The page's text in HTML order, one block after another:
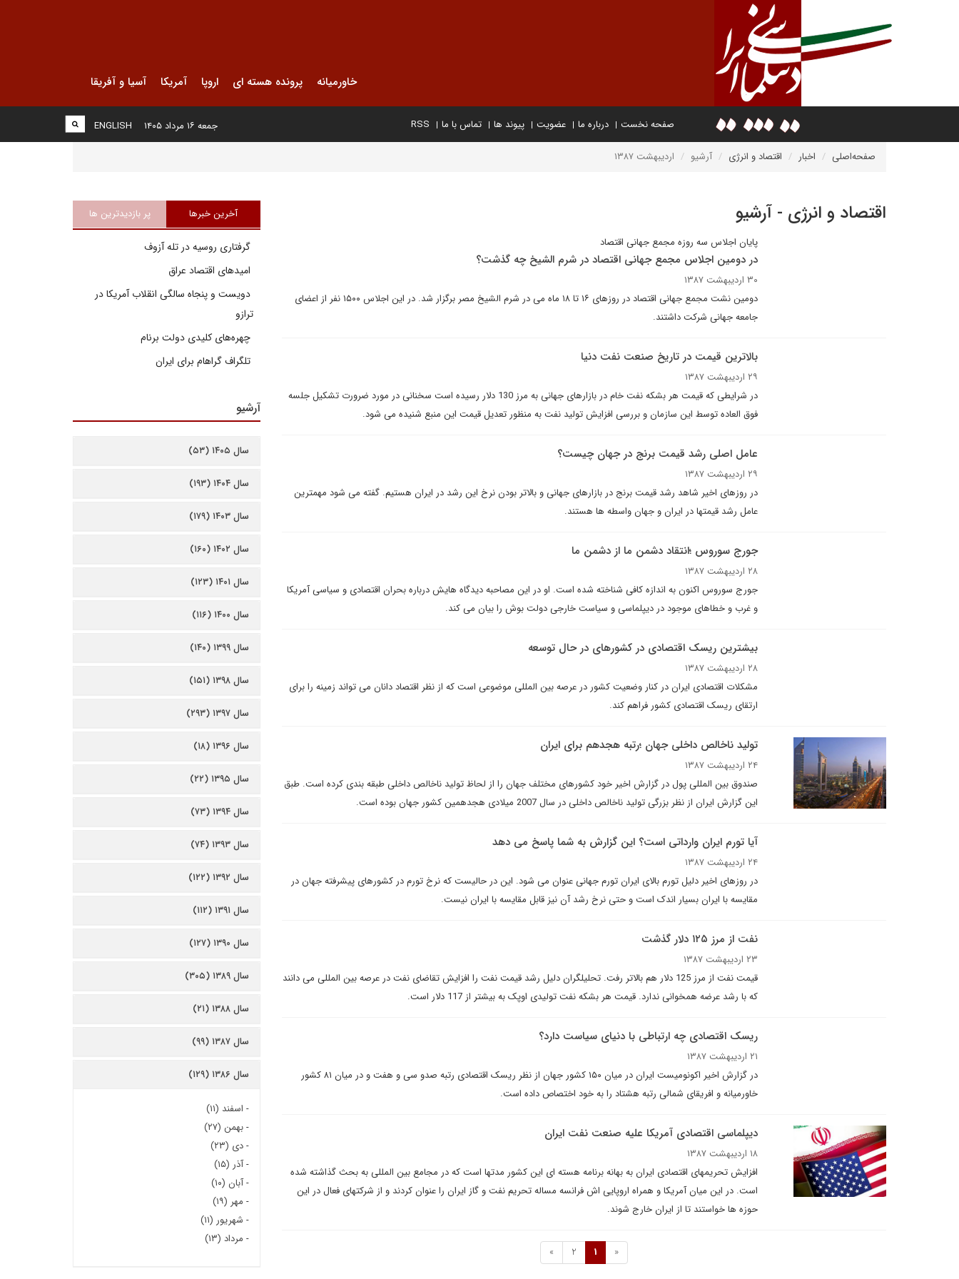
خاورمیانه پرونده هسته ای اروپا آمریکا آسیا و آفریقا
صفحه نخست درباره ما عضویت پیوند ها تماس با ما RSS
ENGLISH جمعه ۱۶ مرداد ۱۴۰۵
صفحه‌اصلی اخبار اقتصاد و انرژی آرشیو اردیبهشت ۱۳۸۷
اقتصاد و انرژی - آرشیو
پايان اجلاس سه روزه مجمع جهانى اقتصاد
در دومین اجلاس مجمع جهانی اقتصاد در شرم الشیخ چه گذشت؟
۳۰ اردیبهشت ۱۳۸۷
دومين نشت مجمع جهانى اقتصاد در روزهاى ۱۶ تا ۱۸ ماه مى در شرم الشيخ مصر برگزار شد. در اين اجلاس ۱۵۰۰ نفر از اعضاى
جامعه جهانى شرکت داشتند.
بالاترين قيمت در تاريخ صنعت نفت دنيا
۲۹ اردیبهشت ۱۳۸۷
در شرایطی که قیمت هر بشکه نفت خام در بازارهای جهانی به مرز 130 دلار رسیده است سخنانی در مورد ضرورت تشکیل جلسه
فوق العاده توسط این سازمان و بررسی افزایش تولید نفت به منظور تعدیل قیمت این منبع شنیده می شود.
عامل اصلى رشد قيمت برنج در جهان چيست؟
۲۹ اردیبهشت ۱۳۸۷
در روزهاى اخیر شاهد رشد قيمت برنج در بازارهاى جهانى و بالاتر بودن نرخ اين رشد در ايران هستيم. گفته مى شود مهمترين
عامل رشد قيمتها در ايران و جهان واسطه ها هستند.
جورج سوروس ؛انتقاد دشمن ما از دشمن ما
۲۸ اردیبهشت ۱۳۸۷
جورج سوروس اکنون به اندازه کافی شناخته شده است. او در اين مصاحبه دیدگاه هایش درباره بحران اقتصادی و سیاسی آمریکا
و غرب و خطاهای موجود در دیپلماسی و سیاست خارجی دولت بوش را بیان می کند.
بیشترین ريسک اقتصادى در کشورهاى در حال توسعه
۲۸ اردیبهشت ۱۳۸۷
مشکلات اقتصادی ایران در کنار وضعیت کشور در عرصه بین المللی موضوعی است که از نظر اقتصاد دانان می تواند زمینه را برای
ارتقای ریسک اقتصادی کشور فراهم کند.
توليد ناخالص داخلى جهان ؛رتبه هجدهم براى ايران
۲۴ اردیبهشت ۱۳۸۷
صندوق بین المللی پول در گزارش اخیر خود کشورهای مختلف جهان را از لحاظ تولید ناخالص داخلی طبقه بندی کرده است. طبق
این گزارش ایران از نظر بزرگی تولید ناخالص داخلی در سال 2007 میلادی هجدهمین کشور جهان بوده است.
آيا تورم ايران وارداتى است؟ اين گزارش به شما پاسخ مى دهد
۲۴ اردیبهشت ۱۳۸۷
در روزهاى اخير دليل تورم بالاى ايران تورم جهانى عنوان مى شود. اين در حاليست که نرخ تورم در کشورهاى پيشرفته جهان در
مقايسه با ايران بسيار اندک است و حتى نرخ رشد آن نيز قابل مقايسه با ايران نيست.
نفت از مرز ۱۲۵ دلار گذشت
۲۳ اردیبهشت ۱۳۸۷
قیمت نفت از مرز 125 دلار هم بالاتر رفت. تحلیلگران دلیل رشد قیمت نفت را افزایش تقاضای نفت در عرصه بین المللی می دانند
که با رشد عرضه همخوانی ندارد. قیمت هر بشکه نفت تولیدی اوپک به بیشتر از 117 دلار است.
ريسک اقتصادى چه ارتباطى با دنياى سياست دارد؟
۲۱ اردیبهشت ۱۳۸۷
در گزارش اخير اکونوميست ايران در ميان ۱۵۰ کشور جهان از نظر ريسک اقتصادى رتبه صدو سى و هفت و در ميان ۸۱ کشور
خاورميانه و افريقاى شمالى رتبه هشتاد را به خود اختصاص داده است.
دیپلماسی اقتصادی آمریکا علیه صنعت نفت ایران
۱۸ اردیبهشت ۱۳۸۷
افزایش تحریمهای اقتصادی ایران به بهانه برنامه هسته ای این کشور مدتها است که در مجامع بین المللی به بحث گذاشته شده
است. در این میان آمریکا و همراه اروپایی اش فرانسه مساله تحریم نفت و گاز ایران را عنوان کردند و از شرکتهای فعال در این
حوزه ها خواستند تا از ایران خارج شوند.
«
1
2
»
آخرین خبرها پر بازدیدترین ها
گرفتاری روسیه در تله آزوف
امیدهای اقتصاد عراق
دویست و پنجاه سالگی انقلاب آمریکا در
ترازو
چهره‌های کلیدی دولت برنام
تلگراف گراهام برای ایران
آرشیو
سال ۱۴۰۵ (۵۳)
سال ۱۴۰۴ (۱۹۳)
سال ۱۴۰۳ (۱۷۹)
سال ۱۴۰۲ (۱۶۰)
سال ۱۴۰۱ (۱۲۳)
سال ۱۴۰۰ (۱۱۶)
سال ۱۳۹۹ (۱۴۰)
سال ۱۳۹۸ (۱۵۱)
سال ۱۳۹۷ (۲۹۳)
سال ۱۳۹۶ (۱۸)
سال ۱۳۹۵ (۲۲)
سال ۱۳۹۴ (۷۳)
سال ۱۳۹۳ (۷۴)
سال ۱۳۹۲ (۱۲۲)
سال ۱۳۹۱ (۱۱۲)
سال ۱۳۹۰ (۱۲۷)
سال ۱۳۸۹ (۳۰۵)
سال ۱۳۸۸ (۲۱)
سال ۱۳۸۷ (۹۹)
سال ۱۳۸۶ (۱۲۹)
- اسفند (۱۱)
-بهمن (۲۷)
-دی (۲۳)
-آذر (۱۵)
-آبان (۱۰)
- مهر (۱۹)
- شهریور (۱۱)
- مرداد (۱۳)